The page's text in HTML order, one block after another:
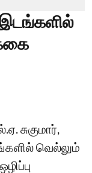
சுகுமார்,
வெல்லும்